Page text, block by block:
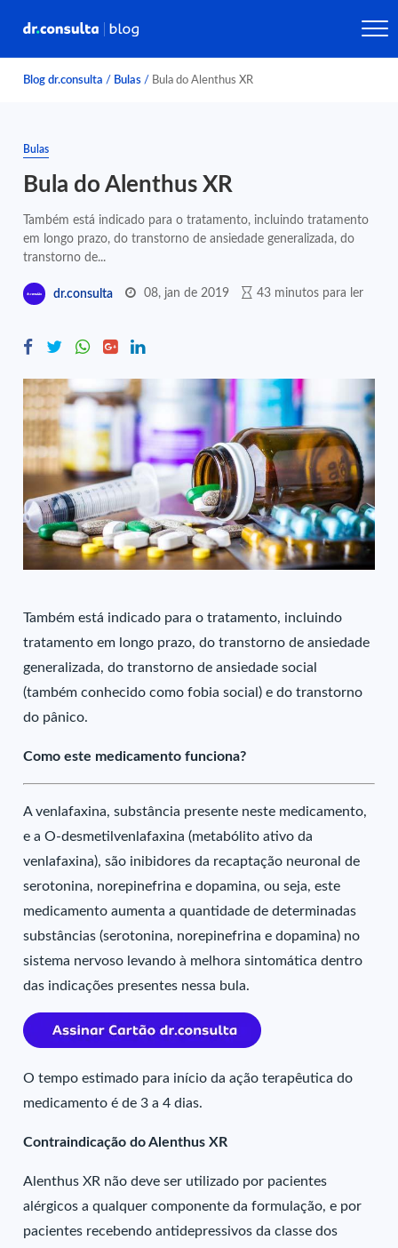
Blog dr.consulta / Bulas / Bula do Alenthus XR
Bulas
Bula do Alenthus XR
Também está indicado para o tratamento, incluindo tratamento
em longo prazo, do transtorno de ansiedade generalizada, do
transtorno de...
dr.consulta 08, jan de 2019 43 minutos para ler
Também está indicado para o tratamento, incluindo
tratamento em longo prazo, do transtorno de ansiedade
generalizada, do transtorno de ansiedade social
(também conhecido como fobia social) e do transtorno
do pânico.
Como este medicamento funciona?
A venlafaxina, substância presente neste medicamento,
e a O-desmetilvenlafaxina (metabólito ativo da
venlafaxina), são inibidores da recaptação neuronal de
serotonina, norepinefrina e dopamina, ou seja, este
medicamento aumenta a quantidade de determinadas
substâncias (serotonina, norepinefrina e dopamina) no
sistema nervoso levando à melhora sintomática dentro
das indicações presentes nessa bula.
O tempo estimado para início da ação terapêutica do
medicamento é de 3 a 4 dias.
Contraindicação do Alenthus XR
Alenthus XR não deve ser utilizado por pacientes
alérgicos a qualquer componente da formulação, e por
pacientes recebendo antidepressivos da classe dos